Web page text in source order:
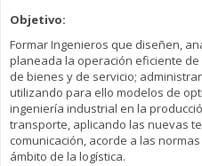
Objetivo:
Formar Ingenieros que diseñen,
planeada la operación eficiente
de bienes y de servicio;
utilizando para ello modelos de
ingeniería industrial en la
transporte, aplicando las nuevas
comunicación, acorde a las
ámbito de la logística.